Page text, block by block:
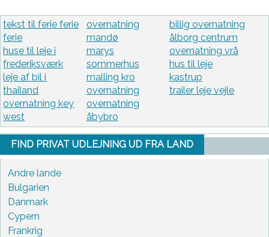
tekst til ferie ferie
ferie
huse til leje i
frederiksværk
leje af bil i
thailand
overnatning key
west
overnatning
mandø
marys
sommerhus
malling kro
overnatning
overnatning
åbybro
billig overnatning
ålborg centrum
overnatning vrå
hus til leje
kastrup
trailer leje vejle
FIND PRIVAT UDLEJNING UD FRA LAND
Andre lande
Bulgarien
Danmark
Cypern
Frankrig